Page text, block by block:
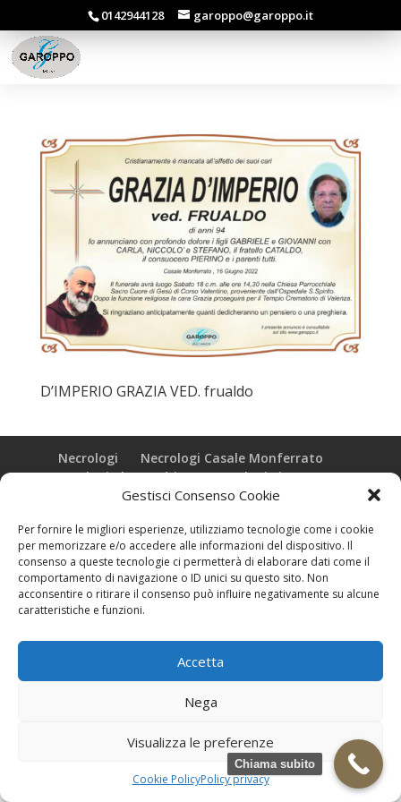
Gestisci Consenso Cookie
Per fornire le migliori esperienze, utilizziamo tecnologie come i cookie
per memorizzare e/o accedere alle informazioni del dispositivo. Il
consenso a queste tecnologie ci permetterà di elaborare dati come il
comportamento di navigazione o ID unici su questo sito. Non
acconsentire o ritirare il consenso può influire negativamente su alcune
caratteristiche e funzioni.
Accetta
Nega
Visualizza le preferenze
Cookie PolicyPolicy privacy
0142944128 garoppo@garoppo.it
D’IMPERIO GRAZIA VED. frualdo
Necrologi
Necrologi Casale Monferrato
Necrologi Alessandria
Necrologi Piemonte
Realizzazione grafica e Copyright © zeropensieri local web -
Casale Monferrato info@zeropensieri-cloud
Chiama subito